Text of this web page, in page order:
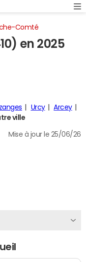
Comté
en 2025
Urcy
Arcey
ville
Mise à jour le 25/06/26